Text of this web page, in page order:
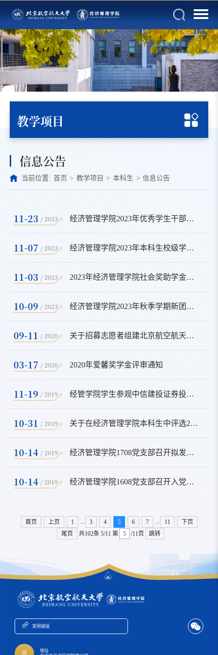
教学项目
信息公告
当前位置: 首页 > 教学项目 > 本科生 > 信息公告
11-23 / 2023 经济管理学院2023年优秀学生干部奖学金推荐结果公示
11-07 / 2023 经济管理学院2023年本科生校级学习优秀奖学金推荐获奖结果公示
11-03 / 2023 2023年经济管理学院社会奖助学金推荐结果公示
10-09 / 2023 经济管理学院2023年秋季学期新团员发展公示
09-11 / 2020 关于招募志愿者组建北京航空航天大学第二十三届研究生支教团学院推荐申报工作的通知
03-17 / 2020 2020年爱馨奖学金评审通知
11-19 / 2019 经管学院学生参观中信建投证券投资者教育基地
10-31 / 2019 关于在经济管理学院本科生中评选2018-2019学年校级三好学生、优秀学生干部的通知
10-14 / 2019 经济管理学院1708党支部召开拟发展对象答辩大会
10-14 / 2019 经济管理学院1608党支部召开入党积极分子答辩暨学习活动会议
首页 上页 1 ... 3 4 5 6 7 ... 11
下页
尾页
共102条 5/11 第 /11页 跳转
常用链接
地址